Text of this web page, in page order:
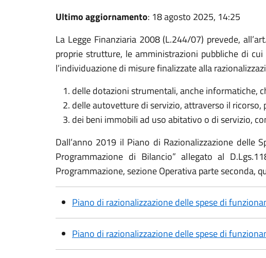
Ultimo aggiornamento: 18 agosto 2025, 14:25
La Legge Finanziaria 2008 (L.244/07) prevede,
proprie strutture, le amministrazioni pubbliche di
l’individuazione di misure finalizzate alla
delle dotazioni strumentali, anche informatiche,
delle autovetture di servizio, attraverso il
dei beni immobili ad uso abitativo o di servizio,
Dall’anno 2019 il Piano di Razionalizzazione delle
Programmazione di Bilancio” allegato al
Programmazione, sezione Operativa parte seconda,
Piano di razionalizzazione delle spese di
Piano di razionalizzazione delle spese di